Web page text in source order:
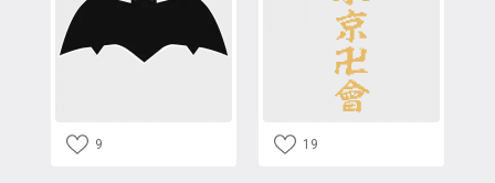
9 19